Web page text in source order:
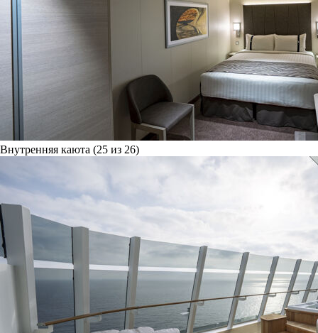
Внутренняя каюта (25 из 26)